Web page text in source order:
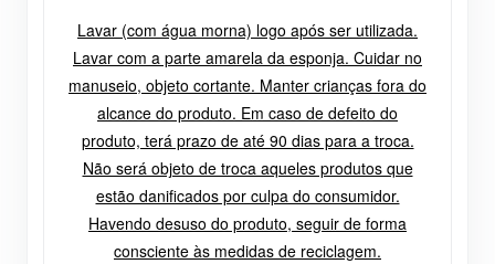
Lavar (com água morna) logo após ser utilizada.
Lavar com a parte amarela da esponja. Cuidar no
manuseio, objeto cortante. Manter crianças fora do
alcance do produto. Em caso de defeito do
produto, terá prazo de até 90 dias para a troca.
Não será objeto de troca aqueles produtos que
estão danificados por culpa do consumidor.
Havendo desuso do produto, seguir de forma
consciente às medidas de reciclagem.